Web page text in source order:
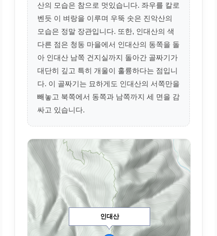
산의 모습은 참으로 멋있습니다. 좌우를 칼로
벤듯 이 벼랑을 이루며 우뚝 솟은 진악산의
모습은 정말 장관입니다. 또한, 인대산의 색
다른 점은 청동 마을에서 인대산의 동쪽을 돌
아 인대산 남쪽 건지실까지 돌아간 골짜기가
대단히 깊고 특히 개울이 훌륭하다는 점입니
다. 이 골짜기는 묘하게도 인대산의 서쪽만을
빼놓고 북쪽에서 동쪽과 남쪽까지 세 면을 감
싸고 있습니다.
인대산